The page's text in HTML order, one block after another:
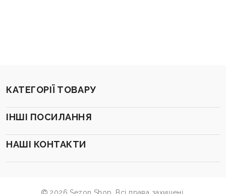
КАТЕГОРІЇ ТОВАРУ
ІНШІ ПОСИЛАННЯ
НАШІ КОНТАКТИ